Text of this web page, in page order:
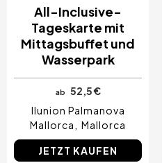
All-Inclusive-
Tageskarte mit
Mittagsbuffet und
Wasserpark
ab
52,5 €
Ilunion Palmanova
Mallorca
Mallorca
JETZT KAUFEN